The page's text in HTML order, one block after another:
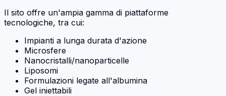
Il sito offre un'ampia gamma di piattaforme
tecnologiche, tra cui:
Impianti a lunga durata d'azione
Microsfere
Nanocristalli/nanoparticelle
Liposomi
Formulazioni legate all'albumina
Gel iniettabili